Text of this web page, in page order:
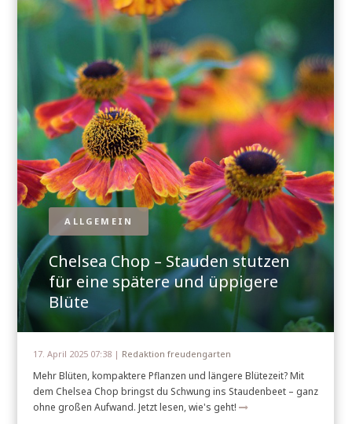
ALLGEMEIN
Chelsea Chop – Stauden stutzen
für eine spätere und üppigere
Blüte
17. April 2025 07:38 | Redaktion freudengarten
Mehr Blüten, kompaktere Pflanzen und längere Blütezeit? Mit
dem Chelsea Chop bringst du Schwung ins Staudenbeet – ganz
ohne großen Aufwand. Jetzt lesen, wie's geht!